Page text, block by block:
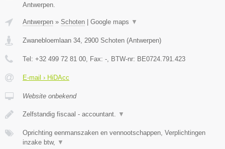
Antwerpen.
Antwerpen » Schoten | Google maps ▼
Zwanebloemlaan 34 2900 Schoten (Antwerpen)
Tel: +32 499 72 81 00 , Fax: - , BTW-nr: BE0724.791.423
E-mail › HiDAcc
Website onbekend
Zelfstandig fiscaal - accountant. ▼
Oprichting eenmanszaken en vennootschappen, Verplichtingen
inzake btw, ▼